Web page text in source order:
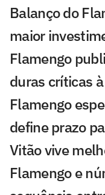
Balanço do
maior
Flamengo
duras críticas
Flamengo
define prazo
Vitão vive
Flamengo e